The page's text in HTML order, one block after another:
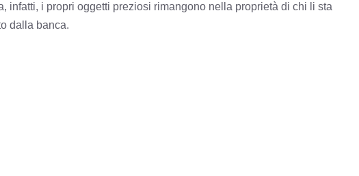
infatti, i propri oggetti preziosi rimangono nella proprietà di chi li sta
dalla banca.